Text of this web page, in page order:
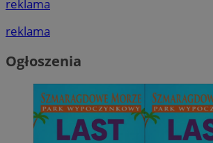
reklama
reklama
Ogłoszenia